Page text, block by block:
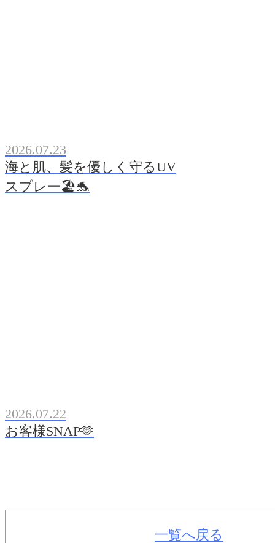
2026.07.23
海と肌、髪を優しく守るUV
スプレー🏖️🐬
2026.07.22
お客様SNAP🫶
一覧へ戻る